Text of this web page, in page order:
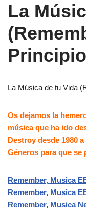
La
La Música de tu Vida
Os dejamos la
música que ha ido
Destroy desde 1980
Géneros para que se
Remember, Musica
Remember, Musica
Remember, Musica